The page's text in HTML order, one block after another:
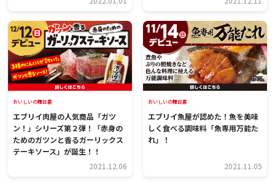
おいしいの舞台裏
エブリイ肉屋の人気商品「ガツ
ン！」シリーズ第２弾！「赤身の
ためのガツンと香るガーリックス
テーキソース」が誕生！！
2021.12.06
おいしいの舞台裏
エブリイ魚屋が認めた！魚を美味
しく食べる調味料「魚専用万能た
れ」！
2021.11.05